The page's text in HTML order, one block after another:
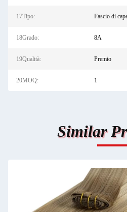
17Tipo: Fascio di
18Grado: 8A
19Qualità: Premio
20MOQ: 1
Similar